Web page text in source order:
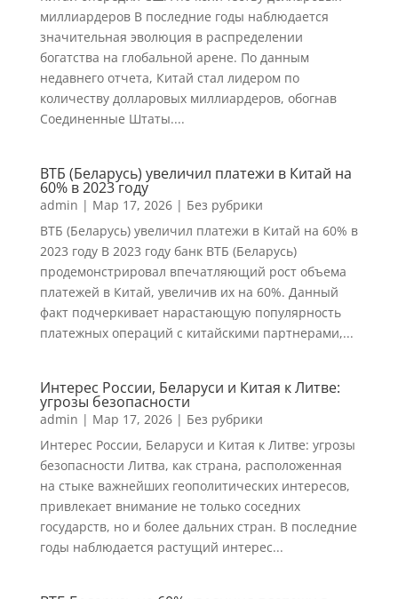
миллиардеров В последние годы наблюдается
значительная эволюция в распределении
богатства на глобальной арене. По данным
недавнего отчета, Китай стал лидером по
количеству долларовых миллиардеров, обогнав
Соединенные Штаты....
ВТБ (Беларусь) увеличил платежи в Китай на
60% в 2023 году
admin | Мар 17, 2026| Без рубрики
ВТБ (Беларусь) увеличил платежи в Китай на 60% в
2023 году В 2023 году банк ВТБ (Беларусь)
продемонстрировал впечатляющий рост объема
платежей в Китай, увеличив их на 60%. Данный
факт подчеркивает нарастающую популярность
платежных операций с китайскими партнерами,...
Интерес России, Беларуси и Китая к Литве:
угрозы безопасности
admin | Мар 17, 2026| Без рубрики
Интерес России, Беларуси и Китая к Литве: угрозы
безопасности Литва, как страна, расположенная
на стыке важнейших геополитических интересов,
привлекает внимание не только соседних
государств, но и более дальних стран. В последние
годы наблюдается растущий интерес...